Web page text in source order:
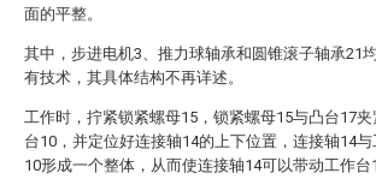
面的平整。
其中，步进电机3、推力球轴承和圆锥滚子轴承21
有技术，其具体结构不再详述。
工作时，拧紧锁紧螺母15，锁紧螺母15与凸台17
台10，并定位好连接轴14的上下位置，连接轴14与
10形成一个整体，从而使连接轴14可以带动工作台